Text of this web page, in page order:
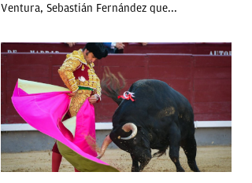
Ventura, Sebastián Fernández que...